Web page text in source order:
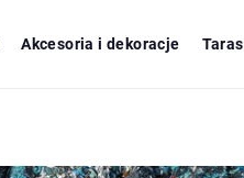
Akcesoria i dekoracje Taras